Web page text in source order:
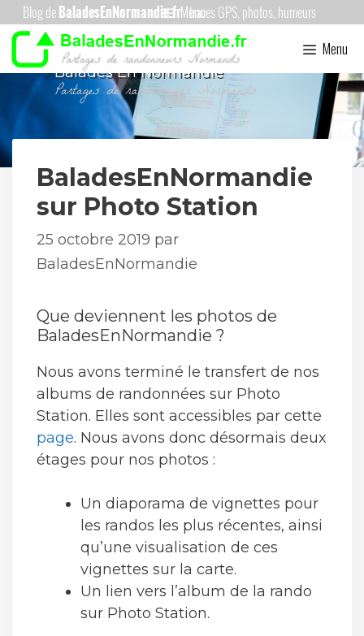
Aller
au
contenu
Menu
Menu
Balades En Normandie
BaladesEnNormandie
sur Photo Station
25 octobre 2019 par
BaladesEnNormandie
Que deviennent les photos de
BaladesEnNormandie ?
Nous avons terminé le transfert de nos
albums de randonnées sur Photo
Station. Elles sont accessibles par cette
page. Nous avons donc désormais deux
étages pour nos photos :
Un diaporama de vignettes pour
les randos les plus récentes, ainsi
qu’une visualisation de ces
vignettes sur la carte.
Un lien vers l’album de la rando
sur Photo Station.